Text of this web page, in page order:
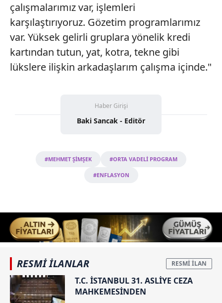
çalışmalarımız var, işlemleri
karşılaştırıyoruz. Gözetim programlarımız
var. Yüksek gelirli gruplara yönelik kredi
kartından tutun, yat, kotra, tekne gibi
lükslere ilişkin arkadaşlarım çalışma içinde."
Haber Girişi
Baki Sancak - Editör
#MEHMET ŞİMŞEK #ORTA VADELİ PROGRAM
#ENFLASYON
RESMİ İLANLAR
T.C. İSTANBUL 31. ASLİYE CEZA
MAHKEMESİNDEN